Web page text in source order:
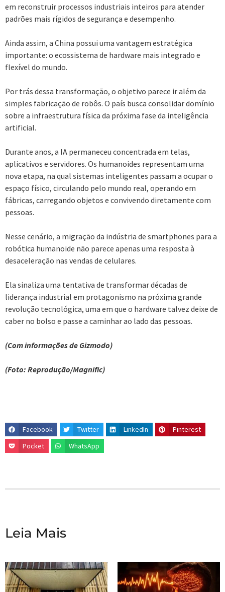
em reconstruir processos industriais inteiros para atender
padrões mais rígidos de segurança e desempenho.
Ainda assim, a China possui uma vantagem estratégica
importante: o ecossistema de hardware mais integrado e
flexível do mundo.
Por trás dessa transformação, o objetivo parece ir além da
simples fabricação de robôs. O país busca consolidar domínio
sobre a infraestrutura física da próxima fase da inteligência
artificial.
Durante anos, a IA permaneceu concentrada em telas,
aplicativos e servidores. Os humanoides representam uma
nova etapa, na qual sistemas inteligentes passam a ocupar o
espaço físico, circulando pelo mundo real, operando em
fábricas, carregando objetos e convivendo diretamente com
pessoas.
Nesse cenário, a migração da indústria de smartphones para a
robótica humanoide não parece apenas uma resposta à
desaceleração nas vendas de celulares.
Ela sinaliza uma tentativa de transformar décadas de
liderança industrial em protagonismo na próxima grande
revolução tecnológica, uma em que o hardware talvez deixe de
caber no bolso e passe a caminhar ao lado das pessoas.
(Com informações de Gizmodo)
(Foto: Reprodução/Magnific)
Facebook Twitter LinkedIn
Pinterest
Pocket
WhatsApp
Leia Mais